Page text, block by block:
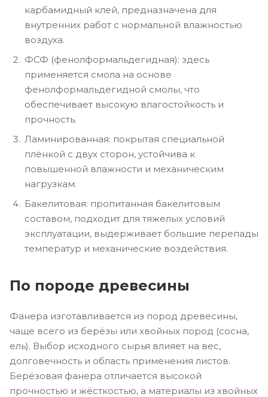
карбамидный клей, предназначена для
внутренних работ с нормальной влажностью
воздуха.
ФСФ (фенолформальдегидная): здесь
применяется смола на основе
фенолформальдегидной смолы, что
обеспечивает высокую влагостойкость и
прочность.
Ламинированная: покрытая специальной
плёнкой с двух сторон, устойчива к
повышенной влажности и механическим
нагрузкам.
Бакелитовая: пропитанная бакелитовым
составом, подходит для тяжелых условий
эксплуатации, выдерживает большие перепады
температур и механические воздействия.
По породе древесины
Фанера изготавливается из пород древесины,
чаще всего из берёзы или хвойных пород (сосна,
ель). Выбор исходного сырья влияет на вес,
долговечность и область применения листов.
Берёзовая фанера отличается высокой
прочностью и жёсткостью, а материалы из хвойных